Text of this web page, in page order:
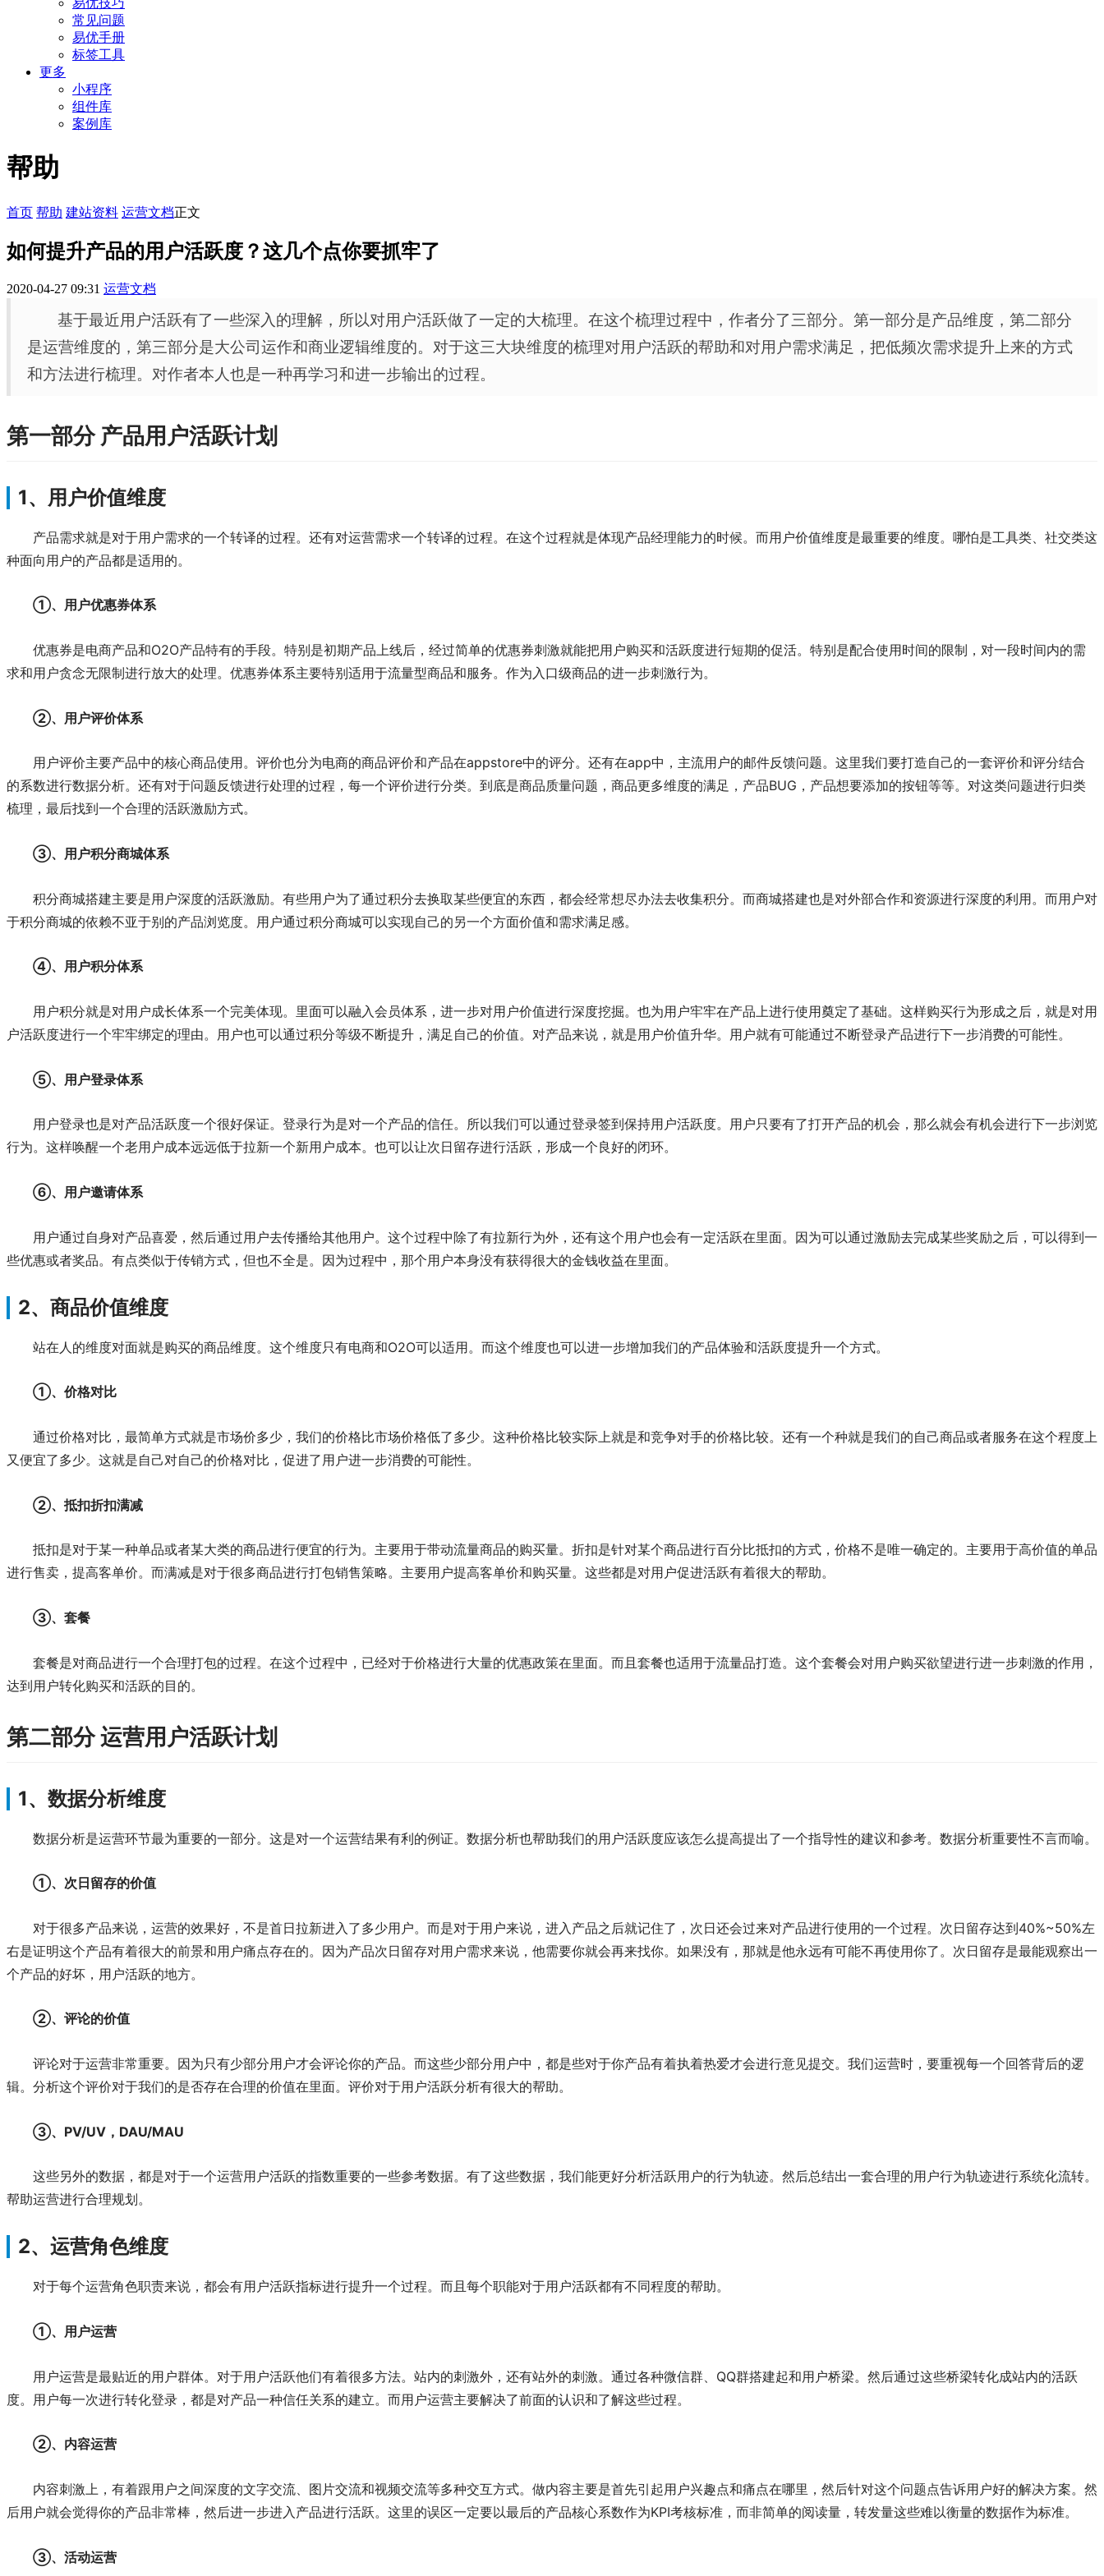
易优技巧
常见问题
易优手册
标签工具
更多
小程序
组件库
案例库
帮助
首页 帮助 建站资料 运营文档正文
如何提升产品的用户活跃度？这几个点你要抓牢了
2020-04-27 09:31 运营文档
基于最近用户活跃有了一些深入的理解，所以对用户活跃做了一定的大梳理。在这个梳理过程中，作者分了三部分。第一部分是产品维度，第二部分
是运营维度的，第三部分是大公司运作和商业逻辑维度的。对于这三大块维度的梳理对用户活跃的帮助和对用户需求满足，把低频次需求提升上来的方式
和方法进行梳理。对作者本人也是一种再学习和进一步输出的过程。
第一部分 产品用户活跃计划
1、用户价值维度
产品需求就是对于用户需求的一个转译的过程。还有对运营需求一个转译的过程。在这个过程就是体现产品经理能力的时候。而用户价值维度是最重要的维度。哪怕是工具类、社交类这
种面向用户的产品都是适用的。
①、用户优惠券体系
优惠券是电商产品和O2O产品特有的手段。特别是初期产品上线后，经过简单的优惠券刺激就能把用户购买和活跃度进行短期的促活。特别是配合使用时间的限制，对一段时间内的需
求和用户贪念无限制进行放大的处理。优惠券体系主要特别适用于流量型商品和服务。作为入口级商品的进一步刺激行为。
②、用户评价体系
用户评价主要产品中的核心商品使用。评价也分为电商的商品评价和产品在appstore中的评分。还有在app中，主流用户的邮件反馈问题。这里我们要打造自己的一套评价和评分结合
的系数进行数据分析。还有对于问题反馈进行处理的过程，每一个评价进行分类。到底是商品质量问题，商品更多维度的满足，产品BUG，产品想要添加的按钮等等。对这类问题进行归类
梳理，最后找到一个合理的活跃激励方式。
③、用户积分商城体系
积分商城搭建主要是用户深度的活跃激励。有些用户为了通过积分去换取某些便宜的东西，都会经常想尽办法去收集积分。而商城搭建也是对外部合作和资源进行深度的利用。而用户对
于积分商城的依赖不亚于别的产品浏览度。用户通过积分商城可以实现自己的另一个方面价值和需求满足感。
④、用户积分体系
用户积分就是对用户成长体系一个完美体现。里面可以融入会员体系，进一步对用户价值进行深度挖掘。也为用户牢牢在产品上进行使用奠定了基础。这样购买行为形成之后，就是对用
户活跃度进行一个牢牢绑定的理由。用户也可以通过积分等级不断提升，满足自己的价值。对产品来说，就是用户价值升华。用户就有可能通过不断登录产品进行下一步消费的可能性。
⑤、用户登录体系
用户登录也是对产品活跃度一个很好保证。登录行为是对一个产品的信任。所以我们可以通过登录签到保持用户活跃度。用户只要有了打开产品的机会，那么就会有机会进行下一步浏览
行为。这样唤醒一个老用户成本远远低于拉新一个新用户成本。也可以让次日留存进行活跃，形成一个良好的闭环。
⑥、用户邀请体系
用户通过自身对产品喜爱，然后通过用户去传播给其他用户。这个过程中除了有拉新行为外，还有这个用户也会有一定活跃在里面。因为可以通过激励去完成某些奖励之后，可以得到一
些优惠或者奖品。有点类似于传销方式，但也不全是。因为过程中，那个用户本身没有获得很大的金钱收益在里面。
2、商品价值维度
站在人的维度对面就是购买的商品维度。这个维度只有电商和O2O可以适用。而这个维度也可以进一步增加我们的产品体验和活跃度提升一个方式。
①、价格对比
通过价格对比，最简单方式就是市场价多少，我们的价格比市场价格低了多少。这种价格比较实际上就是和竞争对手的价格比较。还有一个种就是我们的自己商品或者服务在这个程度上
又便宜了多少。这就是自己对自己的价格对比，促进了用户进一步消费的可能性。
②、抵扣折扣满减
抵扣是对于某一种单品或者某大类的商品进行便宜的行为。主要用于带动流量商品的购买量。折扣是针对某个商品进行百分比抵扣的方式，价格不是唯一确定的。主要用于高价值的单品
进行售卖，提高客单价。而满减是对于很多商品进行打包销售策略。主要用户提高客单价和购买量。这些都是对用户促进活跃有着很大的帮助。
③、套餐
套餐是对商品进行一个合理打包的过程。在这个过程中，已经对于价格进行大量的优惠政策在里面。而且套餐也适用于流量品打造。这个套餐会对用户购买欲望进行进一步刺激的作用，
达到用户转化购买和活跃的目的。
第二部分 运营用户活跃计划
1、数据分析维度
数据分析是运营环节最为重要的一部分。这是对一个运营结果有利的例证。数据分析也帮助我们的用户活跃度应该怎么提高提出了一个指导性的建议和参考。数据分析重要性不言而喻。
①、次日留存的价值
对于很多产品来说，运营的效果好，不是首日拉新进入了多少用户。而是对于用户来说，进入产品之后就记住了，次日还会过来对产品进行使用的一个过程。次日留存达到40%~50%左
右是证明这个产品有着很大的前景和用户痛点存在的。因为产品次日留存对用户需求来说，他需要你就会再来找你。如果没有，那就是他永远有可能不再使用你了。次日留存是最能观察出一
个产品的好坏，用户活跃的地方。
②、评论的价值
评论对于运营非常重要。因为只有少部分用户才会评论你的产品。而这些少部分用户中，都是些对于你产品有着执着热爱才会进行意见提交。我们运营时，要重视每一个回答背后的逻
辑。分析这个评价对于我们的是否存在合理的价值在里面。评价对于用户活跃分析有很大的帮助。
③、PV/UV，DAU/MAU
这些另外的数据，都是对于一个运营用户活跃的指数重要的一些参考数据。有了这些数据，我们能更好分析活跃用户的行为轨迹。然后总结出一套合理的用户行为轨迹进行系统化流转。
帮助运营进行合理规划。
2、运营角色维度
对于每个运营角色职责来说，都会有用户活跃指标进行提升一个过程。而且每个职能对于用户活跃都有不同程度的帮助。
①、用户运营
用户运营是最贴近的用户群体。对于用户活跃他们有着很多方法。站内的刺激外，还有站外的刺激。通过各种微信群、QQ群搭建起和用户桥梁。然后通过这些桥梁转化成站内的活跃
度。用户每一次进行转化登录，都是对产品一种信任关系的建立。而用户运营主要解决了前面的认识和了解这些过程。
②、内容运营
内容刺激上，有着跟用户之间深度的文字交流、图片交流和视频交流等多种交互方式。做内容主要是首先引起用户兴趣点和痛点在哪里，然后针对这个问题点告诉用户好的解决方案。然
后用户就会觉得你的产品非常棒，然后进一步进入产品进行活跃。这里的误区一定要以最后的产品核心系数作为KPI考核标准，而非简单的阅读量，转发量这些难以衡量的数据作为标准。
③、活动运营